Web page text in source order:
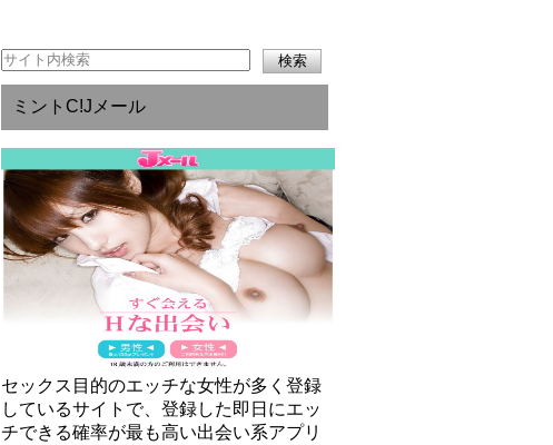
ミントC!Jメール
セックス目的のエッチな女性が多く登録
しているサイトで、登録した即日にエッ
チできる確率が最も高い出会い系アプリ